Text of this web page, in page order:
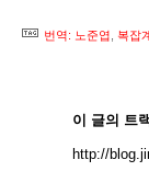
번역: 노준엽 복잡
이 글의 트
http://